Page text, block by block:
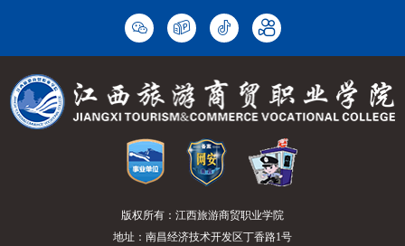
版权所有：江西旅游商贸职业学院
地址：南昌经济技术开发区丁香路1号